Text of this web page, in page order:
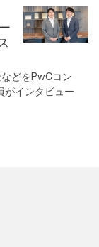
どをPwCコン
がインタビュー